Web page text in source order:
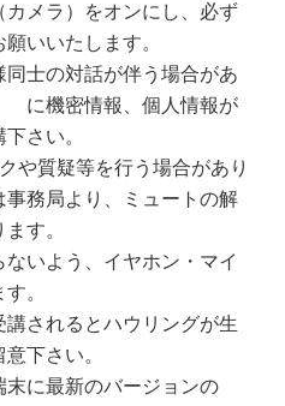
メラ）をオンにし、必ず
いいたします。
士の対話が伴う場合があ
に機密情報、個人情報が
さい。
や質疑等を行う場合があり
事務局より、ミュートの解
す。
ないよう、イヤホン・マイ
。
講されるとハウリングが生
下さい。
末に最新のバージョンの